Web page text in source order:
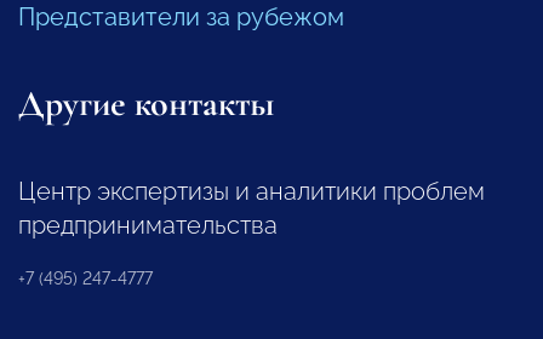
Представители за рубежом
Другие контакты
Центр экспертизы и аналитики проблем
предпринимательства
+7 (495) 247-4777